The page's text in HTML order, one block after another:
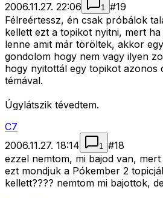
2006.11.27. 22:06
1 #19
Félreértessz, én csak próbálok
kellett ezt a topikot nyitni, mert
lenne amit már töröltek, akkor
gondolom hogy nem vagy ilyen
hogy nyitottál egy topikot azonos
témával.
Úgylátszik tévedtem.
C7
2006.11.27. 18:14
1 #18
ezzel nemtom, mi bajod van,
ezt mondjuk a Pókember 2
kellett???? nemtom mi bajottok,